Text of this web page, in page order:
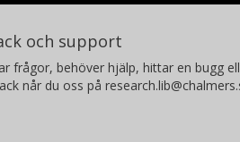
och support
frågor, behöver hjälp, hittar en bugg
når du oss på